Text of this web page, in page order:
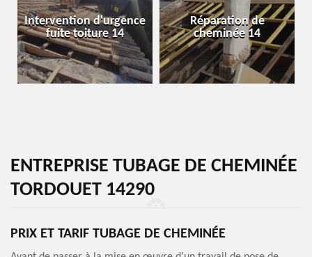
Intervention d'urgence
fuite toiture 14
Réparation de
cheminée 14
ENTREPRISE TUBAGE DE CHEMINÉE
TORDOUET 14290
PRIX ET TARIF TUBAGE DE CHEMINÉE